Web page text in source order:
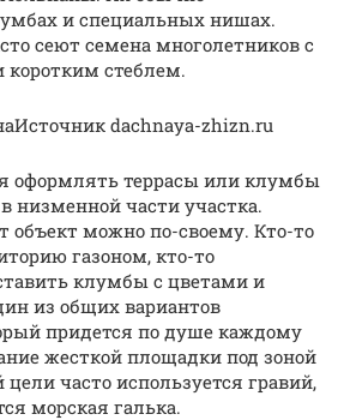
и специальных нишах.
сеют семена многолетников с
коротким стеблем.
dachnaya-zhizn.ru
оформлять террасы или клумбы
низменной части участка.
объект можно по-своему. Кто-то
газоном, кто-то
клумбы с цветами и
из общих вариантов
придется по душе каждому
жесткой площадки под зоной
часто используется гравий,
морская галька.